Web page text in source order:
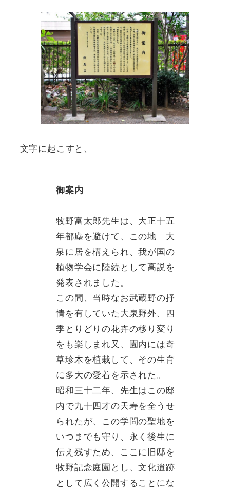
文字に起こすと、
御案内
牧野富太郎先生は、大正十五
年都塵を避けて、この地 大
泉に居を構えられ、我が国の
植物学会に陸続として高説を
発表されました。
この間、当時なお武蔵野の抒
情を有していた大泉野外、四
季とりどりの花卉の移り変り
をも楽しまれ又、園内には奇
草珍木を植栽して、その生育
に多大の愛着を示された。
昭和三十二年、先生はこの邸
内で九十四才の天寿を全うせ
られたが、この学問の聖地を
いつまでも守り、永く後生に
伝え残すため、ここに旧邸を
牧野記念庭園とし、文化遺跡
として広く公開することにな